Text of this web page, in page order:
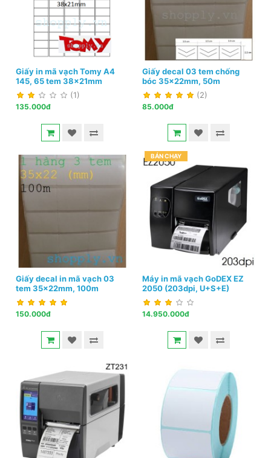
Giấy in mã vạch Tomy A4
145, 65 tem 38x21mm
(1)
135.000đ
Giấy decal 03 tem chống
bóc 35x22mm, 50m
(2)
85.000đ
Giấy decal in mã vạch 03
tem 35x22mm, 100m
150.000đ
BÁN CHẠY
Máy in mã vạch GoDEX EZ
2050 (203dpi, U+S+E)
14.950.000đ